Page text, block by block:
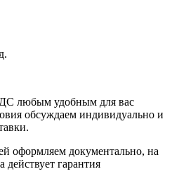
любым удобным для вас
обсуждаем индивидуально и
оформляем документально, на
гарантия